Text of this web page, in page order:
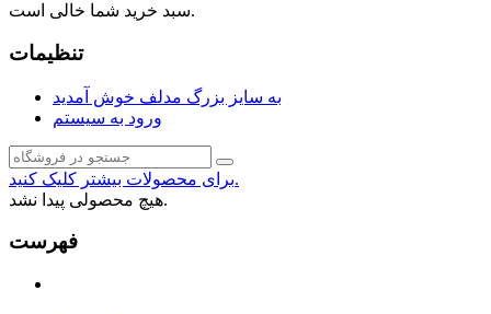
سبد خرید شما خالی است.
تنظیمات
به سایز بزرگ مدلف خوش آمدید
ورود به سیستم
برای محصولات بیشتر کلیک کنید.
هیچ محصولی پیدا نشد.
فهرست